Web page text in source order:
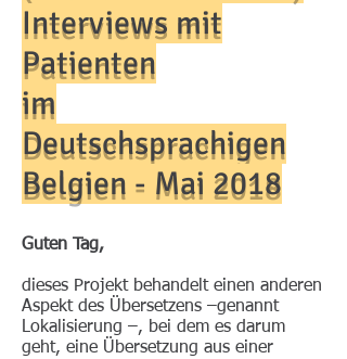
Interviews mit
Patienten
im
Deutschsprachigen
Belgien - Mai 2018
Guten Tag,
dieses Projekt behandelt einen anderen
Aspekt des Übersetzens –genannt
Lokalisierung –, bei dem es darum
geht, eine Übersetzung aus einer